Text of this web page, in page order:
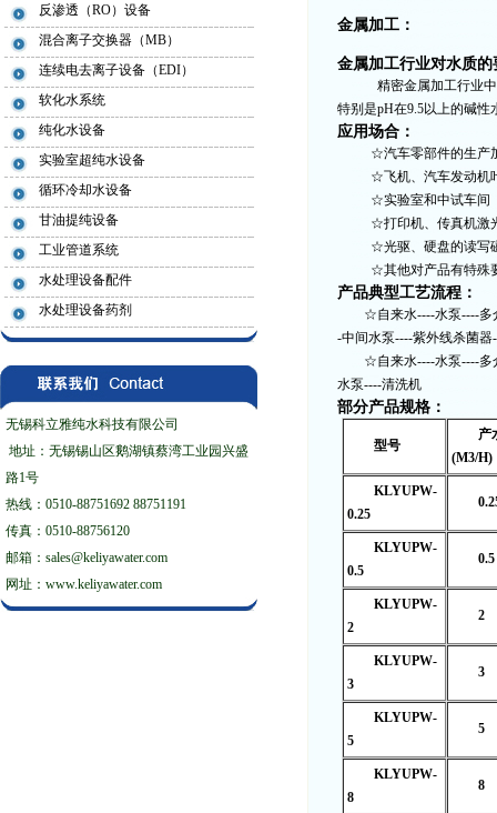
反渗透（RO）设备
混合离子交换器（MB）
连续电去离子设备（EDI）
软化水系统
纯化水设备
实验室超纯水设备
循环冷却水设备
甘油提纯设备
工业管道系统
水处理设备配件
水处理设备药剂
无锡科立雅纯水科技有限公司
地址：无锡锡山区鹅湖镇蔡湾工业园兴盛
路1号
热线：0510-88751692 88751191
传真：0510-88756120
邮箱：sales@keliyawater.com
网址：www.keliyawater.com
金属加工：
金属加工行业对水质的
精密金属加工行业中
特别是pH在9.5以上的碱
应用场合：
☆汽车零部件的生产
☆飞机、汽车发动机
☆实验室和中试车间
☆打印机、传真机激
☆光驱、硬盘的读写
☆其他对产品有特殊
产品典型工艺流程：
☆自来水----水泵----多
-中间水泵----紫外线杀菌
☆自来水----水泵----多
水泵----清洗机
部分产品规格：
型号
产
(M3/H)
KLYUPW-
0.25
KLYUPW-
0.5
0.5
KLYUPW-
2
2
KLYUPW-
3
3
KLYUPW-
5
5
KLYUPW-
8
8